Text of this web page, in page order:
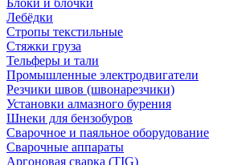
Блоки и блочки
Лебёдки
Стропы текстильные
Стяжки груза
Тельферы и тали
Промышленные электродвигатели
Резчики швов (швонарезчики)
Установки алмазного бурения
Шнеки для бензобуров
Сварочное и паяльное оборудование
Сварочные аппараты
Аргоновая сварка (TIG)